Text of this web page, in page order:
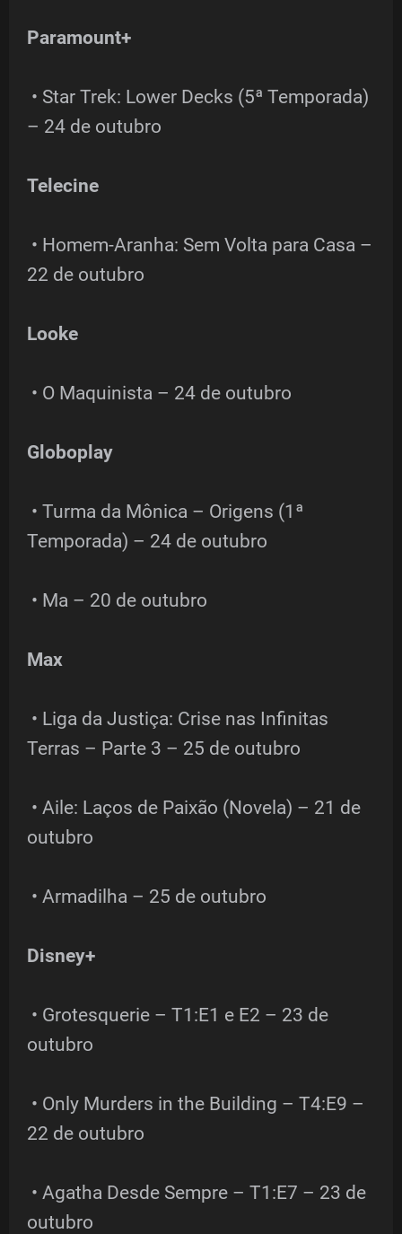
Paramount+
• Star Trek: Lower Decks (5ª Temporada)
– 24 de outubro
Telecine
• Homem-Aranha: Sem Volta para Casa –
22 de outubro
Looke
• O Maquinista – 24 de outubro
Globoplay
• Turma da Mônica – Origens (1ª
Temporada) – 24 de outubro
• Ma – 20 de outubro
Max
• Liga da Justiça: Crise nas Infinitas
Terras – Parte 3 – 25 de outubro
• Aile: Laços de Paixão (Novela) – 21 de
outubro
• Armadilha – 25 de outubro
Disney+
• Grotesquerie – T1:E1 e E2 – 23 de
outubro
• Only Murders in the Building – T4:E9 –
22 de outubro
• Agatha Desde Sempre – T1:E7 – 23 de
outubro